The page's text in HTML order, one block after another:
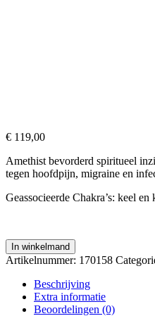
€ 119,00
Amethist bevorderd spiritueel
tegen hoofdpijn, migraine en
Geassocieerde Chakra’s: keel en
Amethist
Bol
ruim
In winkelmand
Artikelnummer: 170158
Beschrijving
Extra informatie
Beoordelingen (0)